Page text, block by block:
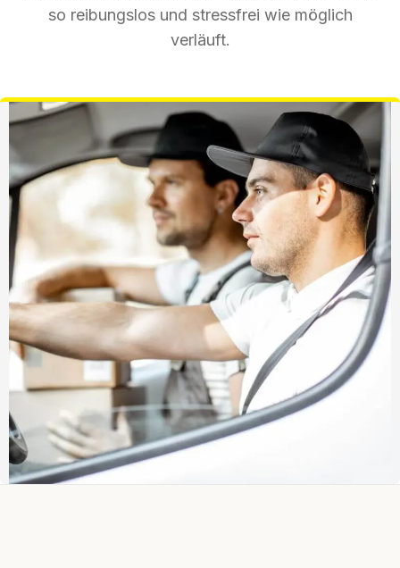
so reibungslos und stressfrei wie möglich
verläuft.